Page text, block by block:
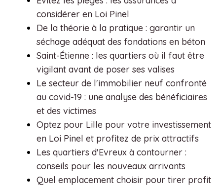
considérer en Loi Pinel
De la théorie à la pratique : garantir un
séchage adéquat des fondations en béton
Saint-Étienne : les quartiers où il faut être
vigilant avant de poser ses valises
Le secteur de l'immobilier neuf confronté
au covid-19 : une analyse des bénéficiaires
et des victimes
Optez pour Lille pour votre investissement
en Loi Pinel et profitez de prix attractifs
Les quartiers d'Evreux à contourner :
conseils pour les nouveaux arrivants
Quel emplacement choisir pour tirer profit